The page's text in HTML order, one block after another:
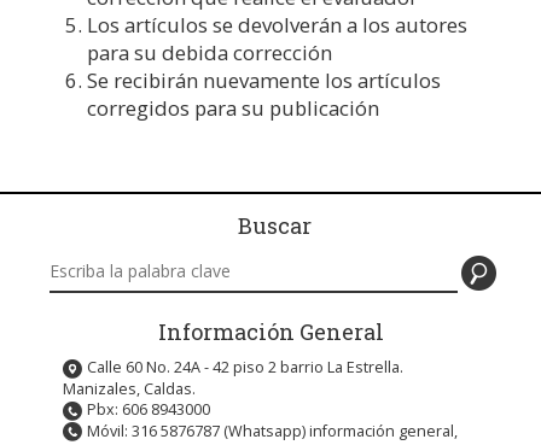
Los artículos se devolverán a los autores
para su debida corrección
Se recibirán nuevamente los artículos
corregidos para su publicación
Buscar
Buscar en este sitio
Información General
Calle 60 No. 24A - 42 piso 2 barrio La Estrella.
Manizales, Caldas.
Pbx: 606 8943000
Móvil: 316 5876787 (Whatsapp) información general,